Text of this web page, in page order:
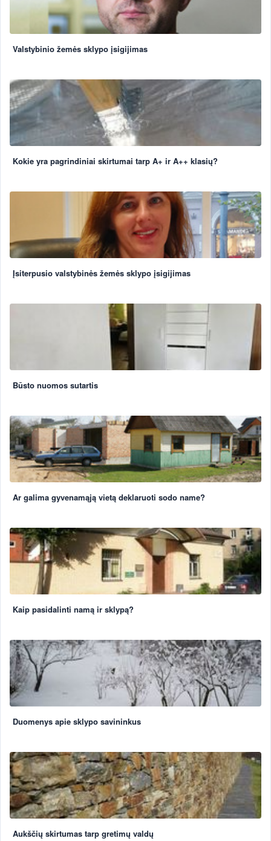
Valstybinio žemės sklypo įsigijimas
Kokie yra pagrindiniai skirtumai tarp A+ ir A++ klasių?
Įsiterpusio valstybinės žemės sklypo įsigijimas
Būsto nuomos sutartis
Ar galima gyvenamąją vietą deklaruoti sodo name?
Kaip pasidalinti namą ir sklypą?
Duomenys apie sklypo savininkus
Aukščių skirtumas tarp gretimų valdų